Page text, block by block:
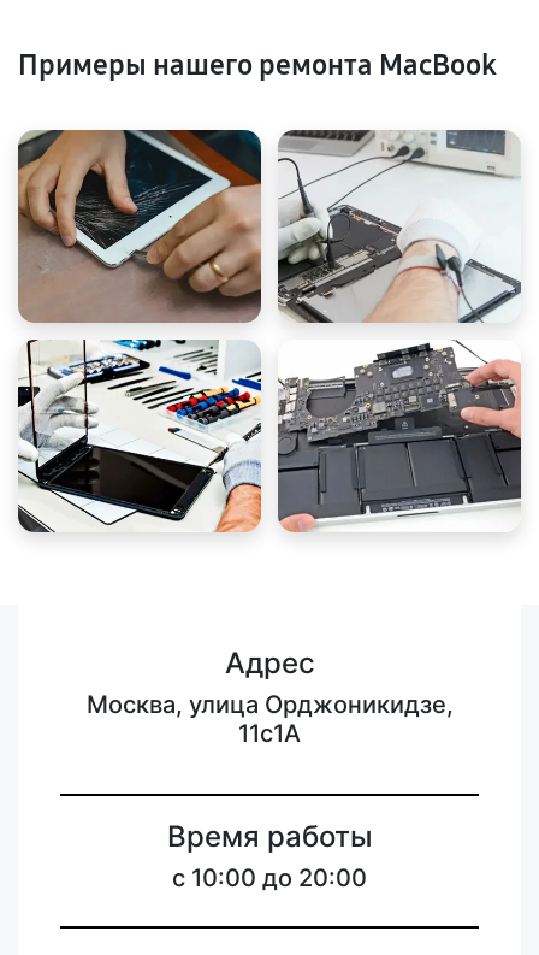
Примеры нашего ремонта MacBook
Адрес
Москва, улица Орджоникидзе,
11с1А
Время работы
с 10:00 до 20:00